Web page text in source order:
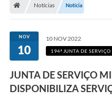
Notícias Notícia
NOV
10
10 NOV 2022
194ª JUNTA DE
JUNTA DE SERVIÇO
DISPONIBILIZA